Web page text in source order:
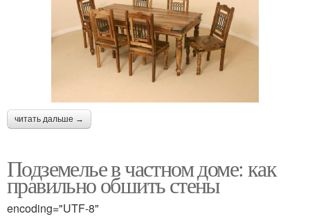
читать дальше →
Подземелье в частном доме: как
правильно обшить стены
encoding="UTF-8"